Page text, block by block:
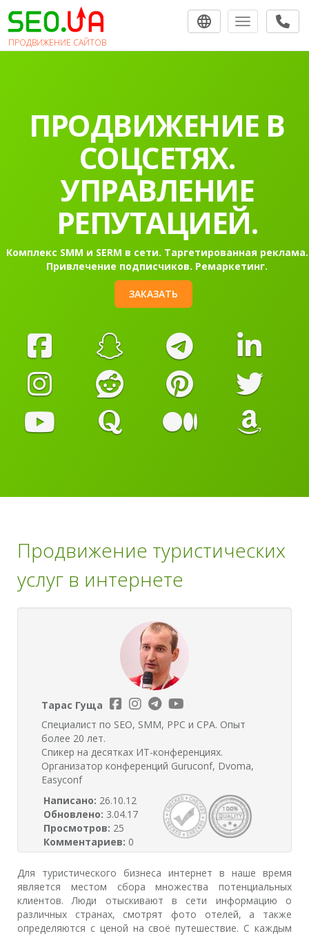
ПРОДВИЖЕНИЕ САЙТОВ
Toggle
ПРОДВИЖЕНИЕ В
СОЦСЕТЯХ.
УПРАВЛЕНИЕ
РЕПУТАЦИЕЙ.
Комплекс SMM и SERM в сети. Таргетированная реклама.
Привлечение подписчиков. Ремаркетинг.
ЗАКАЗАТЬ
Продвижение туристических
услуг в интернете
Тарас Гуща
Специалист по SEO, SMM, PPC и CPA. Опыт
более 20 лет.
Спикер на десятках ИТ-конференциях.
Организатор конференций Guruconf, Dvoma,
Easyconf
Написано: 26.10.12
Обновлено: 3.04.17
Просмотров: 25
Комментариев: 0
Для туристического бизнеса интернет в наше время
является местом сбора множества потенциальных
клиентов. Люди отыскивают в сети информацию о
различных странах, смотрят фото отелей, а также
определяются с ценой на своё путешествие. С каждым